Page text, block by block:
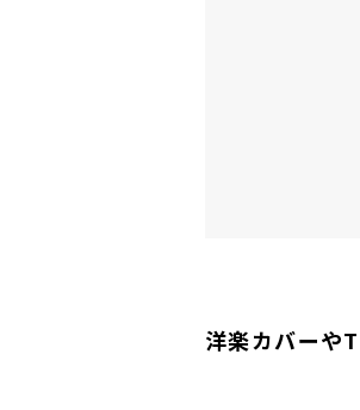
洋楽カバーや